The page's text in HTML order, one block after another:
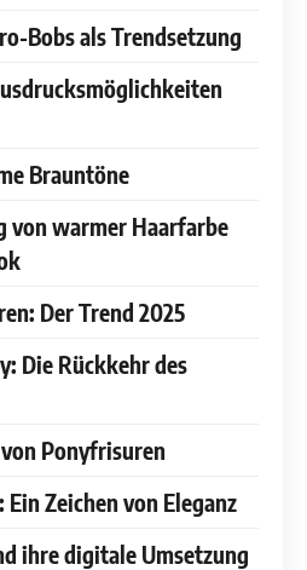
Bobs als Trendsetzung
Brauntöne
von warmer Haarfarbe
Der Trend 2025
Die Rückkehr des
Ponyfrisuren
Ein Zeichen von Eleganz
ihre digitale Umsetzung